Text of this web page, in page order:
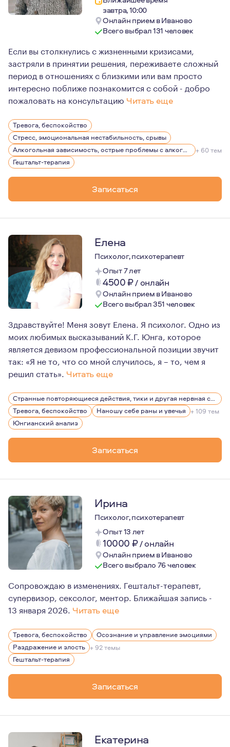
завтра, 10:00
Онлайн прием в Иваново
Всего выбрал 131 человек
Если вы столкнулись с жизненными кризисами,
застряли в принятии решения, переживаете сложный
период в отношениях с близкими или вам просто
интересно поближе познакомится с собой - добро
пожаловать на консультацию Читать еще
В работе психолога, психотерапевта наиболее
Честность, выстраивание доверительных,
Тревога, беспокойство
Стресс, эмоциональная нестабильность, срывы
Алкогольная зависимость, острые проблемы с алкоголем
+ 60 тем
Гештальт-терапия
Записаться
Елена
Психолог, психотерапевт
Опыт 7 лет
4500₽/ онлайн
Онлайн прием в Иваново
Всего выбрал 351 человек
Здравствуйте! Меня зовут Елена. Я психолог. Одно из
моих любимых высказываний К.Г. Юнга, которое
является девизом профессиональной позиции звучит
так: «Я не то, что со мной случилось, я – то, чем я
решил стать». Читать еще
Сферой моих профессиональных интересов и целью
Так же в сферу моей деятельности входят:
Считаю, что в работе важно найти свой метод, свой
Основные слова, которые могут меня
Год рождения — 1982.
Странные повторяющиеся действия, тики и другая нервная симптоматика
Тревога, беспокойство
Наношу себе раны и увечья + 109 тем
Юнгианский анализ
Записаться
Ирина
Психолог, психотерапевт
Опыт 13 лет
10000₽/онлайн
Онлайн прием в Иваново
Всего выбрало 76 человек
Сопровождаю в изменениях. Гештальт-терапевт,
супервизор, сексолог, ментор. Ближайшая запись -
13 января 2026. Читать еще
Много внимания уделяю мышлению -
Много внимания уделяю работе с телом - именно там
Учу их обнаруживать, распознавать и экологично для
Тревога, беспокойство
Осознание и управление эмоциями
Раздражение и злость + 92 темы
Гештальт-терапия
Записаться
Екатерина